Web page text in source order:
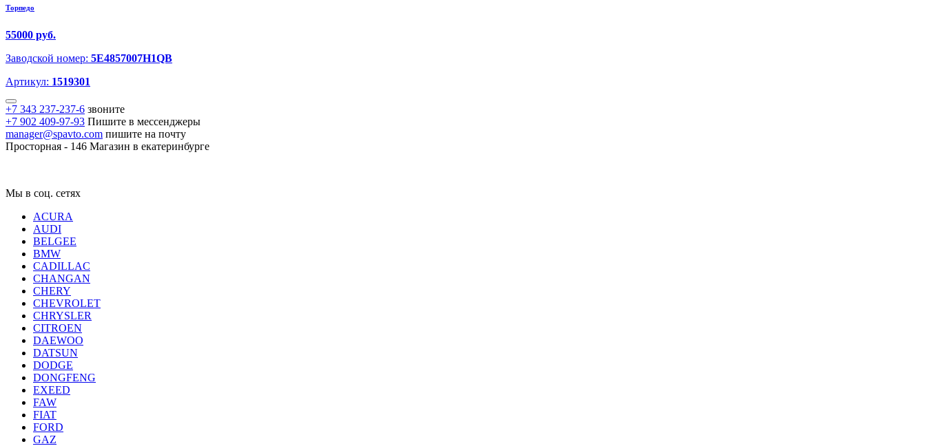
Торпедо
55000 руб.
Заводской номер: 5E4857007H1QB
Артикул: 1519301
+7 343 237-237-6 звоните
+7 902 409-97-93 Пишите в мессенджеры
manager@spavto.com пишите на почту
Просторная - 146 Магазин в екатеринбурге
Мы в соц. сетях
ACURA
AUDI
BELGEE
BMW
CADILLAC
CHANGAN
CHERY
CHEVROLET
CHRYSLER
CITROEN
DAEWOO
DATSUN
DODGE
DONGFENG
EXEED
FAW
FIAT
FORD
GAZ